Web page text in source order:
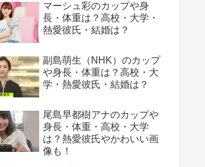
マーシュ彩のカップや身
長・体重は？高校・大学・
熱愛彼氏・結婚は？
副島萌生（NHK）のカップ
や身長・体重は？高校・大
学・熱愛彼氏・結婚は？
尾島早都樹アナのカップや
身長・体重・高校・大学
は？熱愛彼氏やかわいい画
像も！